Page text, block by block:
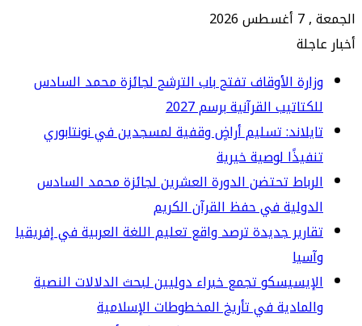
الأوقاف تفتح باب الترشح لجائزة محمد السادس
القرآنية برسم 2027
تسليم أراضٍ وقفية لمسجدين في نونتابوري
لوصية خيرية
تحتضن الدورة العشرين لجائزة محمد السادس
في حفظ القرآن الكريم
جديدة ترصد واقع تعليم اللغة العربية في إفريقيا
تجمع خبراء دوليين لبحث الدلالات النصية
في تأريخ المخطوطات الإسلامية